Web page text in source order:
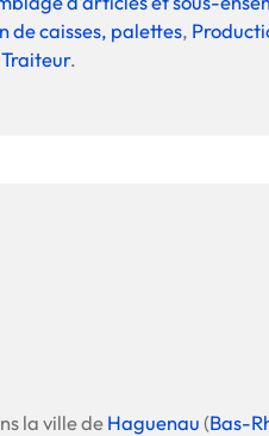
Groupement
enrichis
de caisses, palettes,
Traiteur.
la ville deHaguenau(Bas-